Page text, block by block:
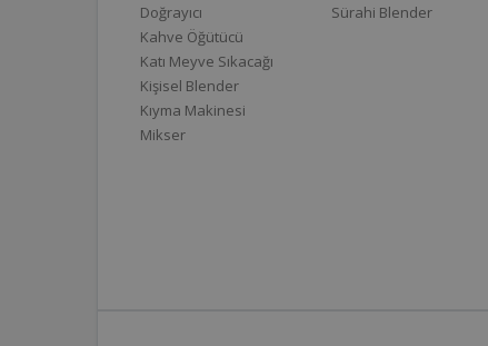
Doğrayıcı
Kahve Öğütücü
Katı Meyve Sıkacağı
Kişisel Blender
Kıyma Makinesi
Mikser
Sürahi Blender